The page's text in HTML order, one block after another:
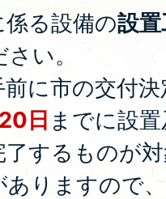
係る設備の設
い。
に市の交付
日 までに設
了するものが
ありますので